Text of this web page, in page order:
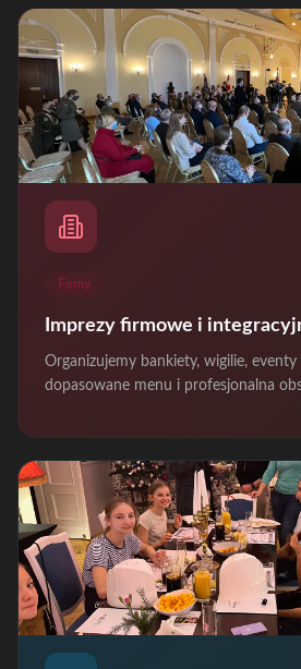
Firmy
Imprezy firmowe i
Organizujemy bankiety, wigilie,
dopasowane menu i profesjonalna